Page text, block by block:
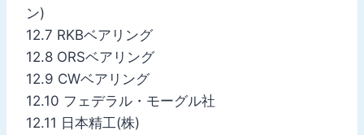
ン)
12.7 RKBベアリング
12.8 ORSベアリング
12.9 CWベアリング
12.10 フェデラル・モーグル社
12.11 日本精工(株)